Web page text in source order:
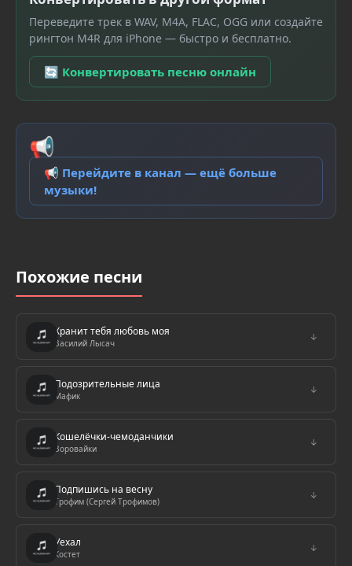
Переведите трек в WAV, M4A, FLAC, OGG или создайте
рингтон M4R для iPhone — быстро и бесплатно.
🔄 Конвертировать песню онлайн
📢
📢 Перейдите в канал — ещё больше
музыки!
Похожие песни
Хранит тебя любовь моя
Василий Лысач
↓
Подозрительные лица
Мафик
↓
Кошелёчки-чемоданчики
Воровайки
↓
Подпишись на весну
Трофим (Сергей Трофимов)
↓
Уехал
Костет
↓